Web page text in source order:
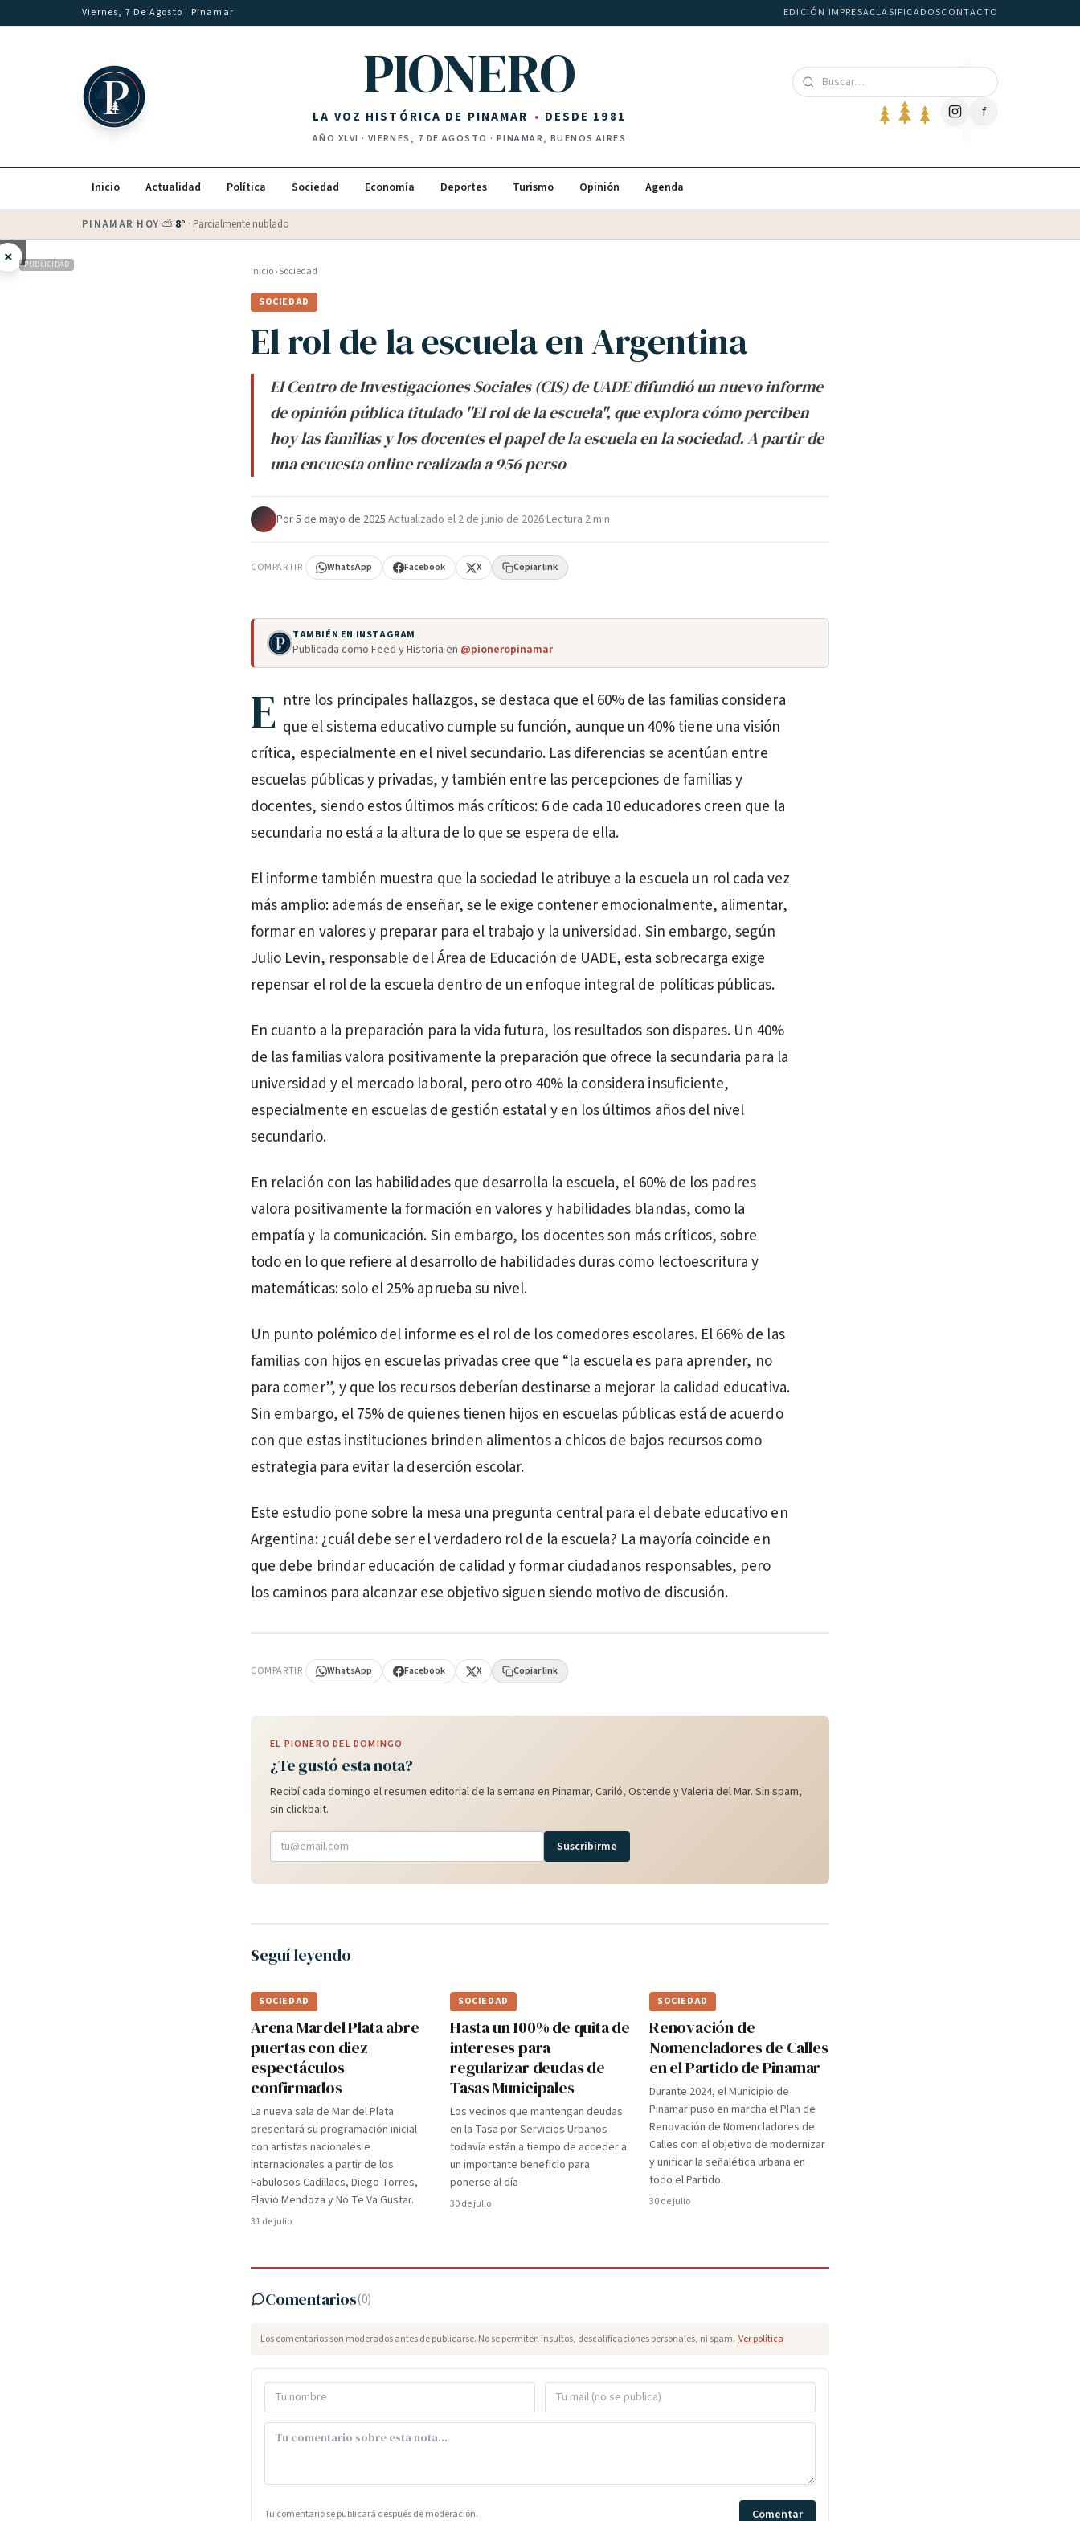
Saltar al contenidoViernes, 7 De Agosto · Pinamar EDICIÓN IMPRESACLASIFICADOSCONTACTO
PIONERO
LA VOZ HISTÓRICA DE PINAMAR DESDE 1981
AÑO XLVI · VIERNES, 7 DE AGOSTO · PINAMAR, BUENOS AIRES
f
Inicio Actualidad Política Sociedad Economía Deportes Turismo Opinión Agenda
PINAMAR HOY·💵 Dólar blue$1530 · oficial $
× PUBLICIDAD Inicio›Sociedad
SOCIEDAD
El rol de la escuela en Argentina
El Centro de Investigaciones Sociales (CIS) de UADE difundió un nuevo informe
de opinión pública titulado "El rol de la escuela", que explora cómo perciben
hoy las familias y los docentes el papel de la escuela en la sociedad. A partir de
una encuesta online realizada a 956 perso
Por·5 de mayo de 2025·Actualizado el 2 de junio de 2026·Lectura 2 min
COMPARTIR WhatsApp Facebook X Copiar link
TAMBIÉN EN INSTAGRAM
Publicada como Feed y Historia en @pioneropinamar
E ntre los principales hallazgos, se destaca que el 60% de las familias considera
que el sistema educativo cumple su función, aunque un 40% tiene una visión
crítica, especialmente en el nivel secundario. Las diferencias se acentúan entre
escuelas públicas y privadas, y también entre las percepciones de familias y
docentes, siendo estos últimos más críticos: 6 de cada 10 educadores creen que la
secundaria no está a la altura de lo que se espera de ella.
El informe también muestra que la sociedad le atribuye a la escuela un rol cada vez
más amplio: además de enseñar, se le exige contener emocionalmente, alimentar,
formar en valores y preparar para el trabajo y la universidad. Sin embargo, según
Julio Levin, responsable del Área de Educación de UADE, esta sobrecarga exige
repensar el rol de la escuela dentro de un enfoque integral de políticas públicas.
En cuanto a la preparación para la vida futura, los resultados son dispares. Un 40%
de las familias valora positivamente la preparación que ofrece la secundaria para la
universidad y el mercado laboral, pero otro 40% la considera insuficiente,
especialmente en escuelas de gestión estatal y en los últimos años del nivel
secundario.
En relación con las habilidades que desarrolla la escuela, el 60% de los padres
valora positivamente la formación en valores y habilidades blandas, como la
empatía y la comunicación. Sin embargo, los docentes son más críticos, sobre
todo en lo que refiere al desarrollo de habilidades duras como lectoescritura y
matemáticas: solo el 25% aprueba su nivel.
Un punto polémico del informe es el rol de los comedores escolares. El 66% de las
familias con hijos en escuelas privadas cree que “la escuela es para aprender, no
para comer”, y que los recursos deberían destinarse a mejorar la calidad educativa.
Sin embargo, el 75% de quienes tienen hijos en escuelas públicas está de acuerdo
con que estas instituciones brinden alimentos a chicos de bajos recursos como
estrategia para evitar la deserción escolar.
Este estudio pone sobre la mesa una pregunta central para el debate educativo en
Argentina: ¿cuál debe ser el verdadero rol de la escuela? La mayoría coincide en
que debe brindar educación de calidad y formar ciudadanos responsables, pero
los caminos para alcanzar ese objetivo siguen siendo motivo de discusión.
COMPARTIR WhatsApp Facebook X Copiar link
EL PIONERO DEL DOMINGO
¿Te gustó esta nota?
Recibí cada domingo el resumen editorial de la semana en Pinamar, Cariló, Ostende y Valeria del Mar. Sin spam,
sin clickbait.
Suscribirme
Seguí leyendo
SOCIEDAD
Arena Mardel Plata abre
puertas con diez
espectáculos
confirmados
La nueva sala de Mar del Plata
presentará su programación inicial
con artistas nacionales e
internacionales a partir de los
Fabulosos Cadillacs, Diego Torres,
Flavio Mendoza y No Te Va Gustar.
31 de julio
SOCIEDAD
Hasta un 100% de quita de
intereses para
regularizar deudas de
Tasas Municipales
Los vecinos que mantengan deudas
en la Tasa por Servicios Urbanos
todavía están a tiempo de acceder a
un importante beneficio para
ponerse al día
30 de julio
SOCIEDAD
Renovación de
Nomencladores de Calles
en el Partido de Pinamar
Durante 2024, el Municipio de
Pinamar puso en marcha el Plan de
Renovación de Nomencladores de
Calles con el objetivo de modernizar
y unificar la señalética urbana en
todo el Partido.
30 de julio
Comentarios(0)
Los comentarios son moderados antes de publicarse. No se permiten insultos, descalificaciones personales, ni spam. Ver política
Tu comentario se publicará después de moderación. Comentar